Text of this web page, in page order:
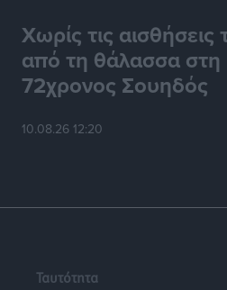
Χωρίς τις
από τη θάλασσα
72χρονος Σουηδός
10.08.26 12:20
Ταυτότητα